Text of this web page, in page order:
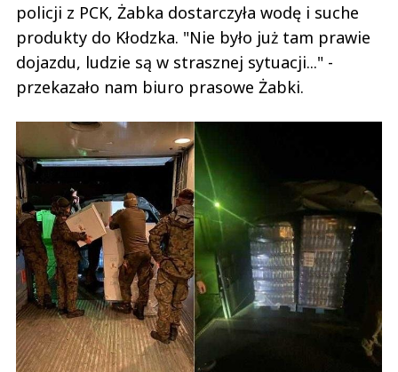
policji z PCK, Żabka dostarczyła wodę i suche
produkty do Kłodzka. "Nie było już tam prawie
dojazdu, ludzie są w strasznej sytuacji..." -
przekazało nam biuro prasowe Żabki.